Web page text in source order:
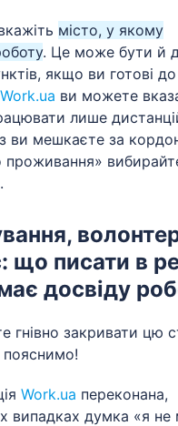
місто, у якому
. Це може бути й
якщо ви готові до
Work.ua ви можете
лише
ви мешкаєте за
проживання»
що писати в
досвіду
гнівно закривати цю
Work.ua переконана,
випадках думка «я